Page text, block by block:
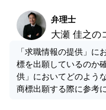
弁理士
大瀬 佳之の
「求職情報の提供」に
標を出願しているのか
供」においてどのよう
商標出願する際に参考